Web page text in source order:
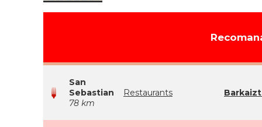
San
Sebastian
78 km
Restaurants